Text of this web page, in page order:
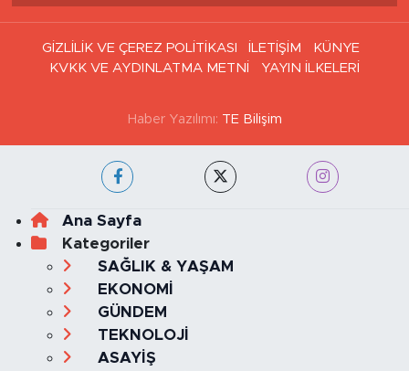
GİZLİLİK VE ÇEREZ POLİTİKASI İLETİŞİM
KÜNYE
KVKK VE AYDINLATMA METNİ
YAYIN İLKELERİ
Haber Yazılımı: TE Bilişim
Ana Sayfa
Kategoriler
SAĞLIK & YAŞAM
EKONOMİ
GÜNDEM
TEKNOLOJİ
ASAYİŞ